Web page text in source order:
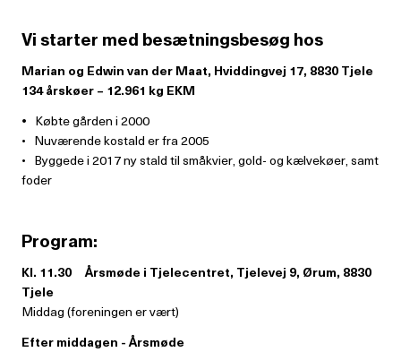
Vi starter med besætningsbesøg hos
Marian og Edwin van der Maat, Hviddingvej 17, 8830 Tjele
134 årskøer – 12.961 kg EKM
• Købte gården i 2000
• Nuværende kostald er fra 2005
• Byggede i 2017 ny stald til småkvier, gold- og kælvekøer, samt
foder
Program:
Kl. 11.30
Årsmøde i Tjelecentret, Tjelevej 9, Ørum, 8830
Tjele
Middag (foreningen er vært)
Efter middagen - Årsmøde